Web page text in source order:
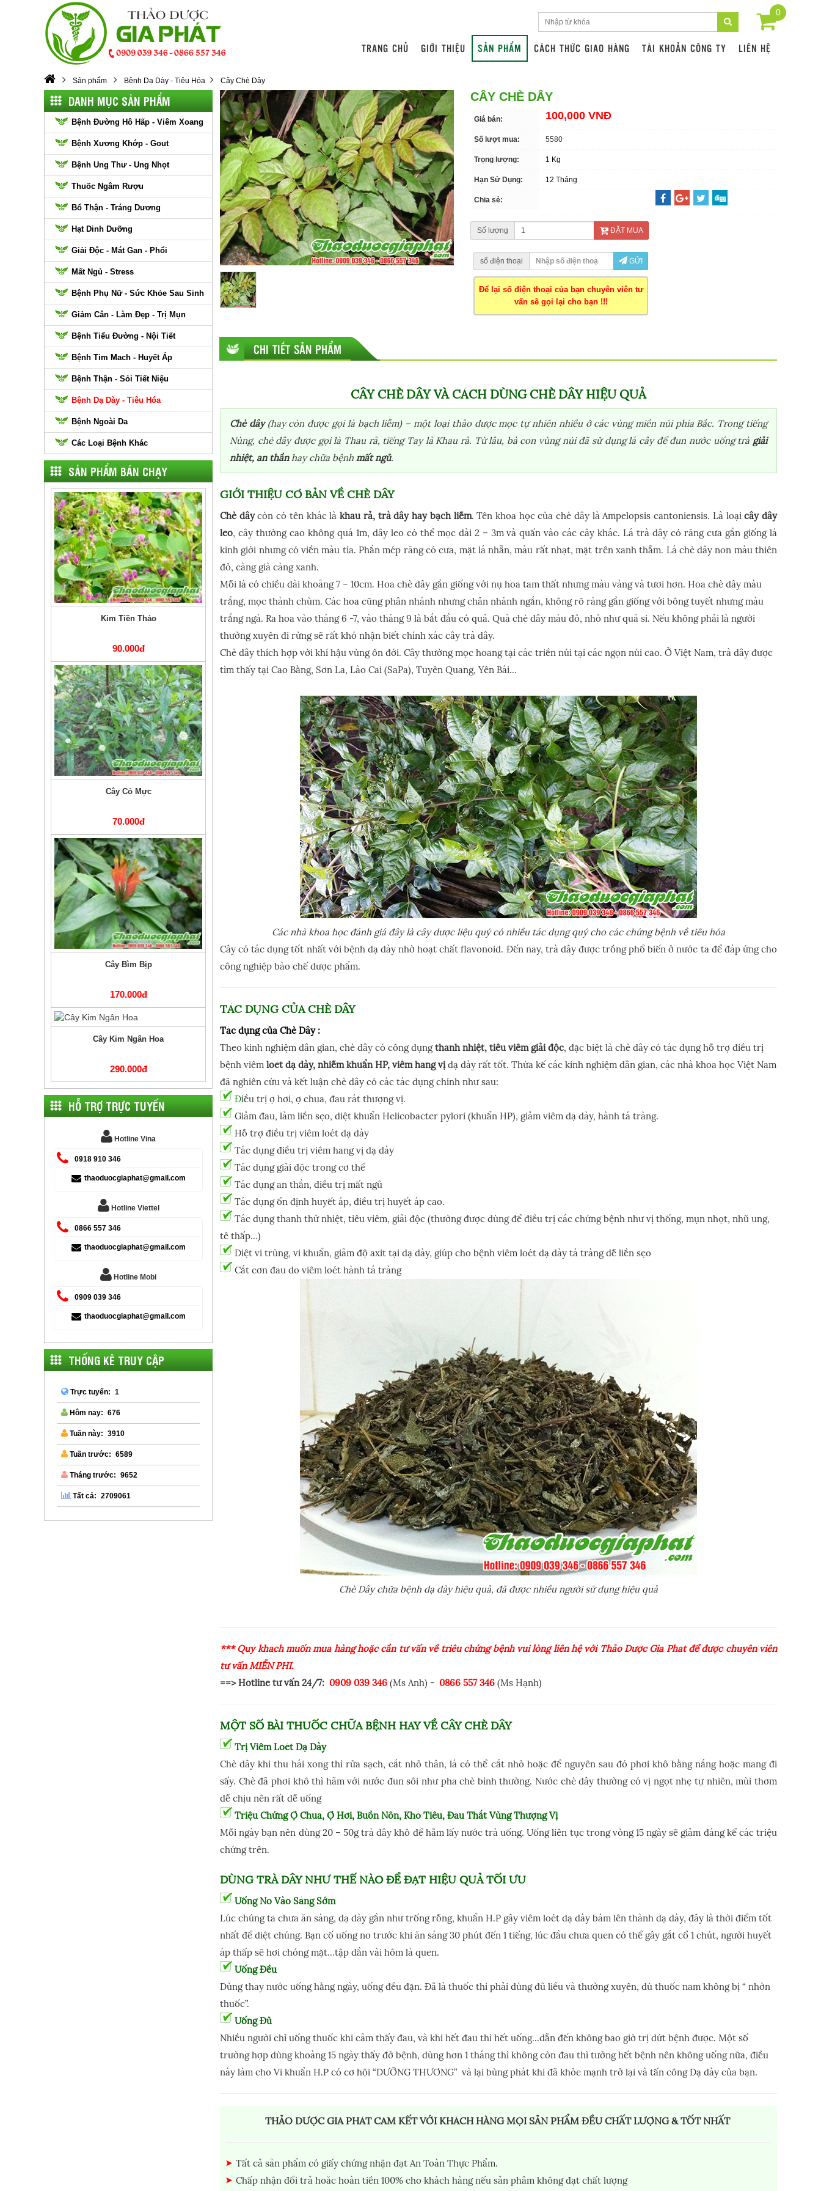
0
TRANG CHỦ GIỚI THIỆU SẢN PHẨM CÁCH THỨC GIAO HÀNG TÀI KHOẢN CÔNG TY LIÊN HỆ
Sản phẩm Bệnh Dạ Dày - Tiêu Hóa Cây Chè Dây
CÂY CHÈ DÂY
Giá bán: 100,000 VNĐ
Số lượt mua: 5580
Trọng lượng: 1 Kg
Hạn Sử Dụng: 12 Tháng
Chia sẻ:
Số lượng ĐẶT MUA
số điện thoại GỬI
Để lại số điện thoại của bạn chuyên viên tư
vấn sẽ gọi lại cho bạn !!!
CHI TIẾT SẢN PHẨM
CÂY CHÈ DÂY VÀ CÁCH DÙNG CHÈ DÂY HIỆU QUẢ
Chè dây(hay còn được gọi là bạch liễm) – một loại thảo dược mọc tự nhiên nhiều ở các vùng miền núi phía Bắc. Trong tiếng
Nùng, chè dây được gọi là Thau rả, tiếng Tay là Khau rả. Từ lâu, bà con vùng núi đã sử dụng lá cây để đun nước uống trà giải
nhiệt, an thầnhay chữa bệnh mất ngủ.
GIỚI THIỆU CƠ BẢN VỀ CHÈ DÂY
Chè dâycòn có tên khác làkhau rả, trà dây hay bạch liễm. Tên khoa học của chè dây là Ampelopsis cantoniensis. Là loạicây dây
leo, cây thường cao không quá 1m, dây leo có thể mọc dài 2 – 3m và quấn vào các cây khác. Lá trà dây có răng cưa gần giống lá
kinh giới nhưng có viền màu tía. Phần mép răng có cưa, mặt lá nhẵn, màu rất nhạt, mặt trên xanh thẫm. Lá chè dây non màu thiên
đỏ, càng già càng xanh.
Mỗi lá có chiều dài khoảng 7 – 10cm. Hoa chè dây gần giống với nụ hoa tam thất nhưng màu vàng và tươi hơn. Hoa chè dây màu
trắng, mọc thành chùm. Các hoa cũng phân nhánh nhưng chân nhánh ngắn, không rõ ràng gần giống với bông tuyết nhưng màu
trắng ngà. Ra hoa vào tháng 6 -7, vào tháng 9 là bắt đầu có quả. Quả chè dây màu đỏ, nhỏ như quả si. Nếu không phải là người
thường xuyên đi rừng sẽ rất khó nhận biết chính xác cây trà dây.
Chè dây thích hợp với khí hậu vùng ôn đới. Cây thường mọc hoang tại các triền núi tại các ngọn núi cao. Ở Việt Nam, trà dây được
tìm thấy tại Cao Bằng, Sơn La, Lào Cai (SaPa), Tuyên Quang, Yên Bái…
Các nhà khoa học đánh giá đây là cây dược liệu quý có nhiều tác dụng quý cho các chứng bệnh về tiêu hóa
Cây có tác dụng tốt nhất với bệnh dạ dày nhờ hoạt chất flavonoid. Đến nay, trà dây được trồng phổ biến ở nước ta để đáp ứng cho
công nghiệp bào chế dược phẩm.
TÁC DỤNG CỦA CHÈ DÂY
Tác dụng của Chè Dây :
Theo kinh nghiệm dân gian, chè dây có công dụngthanh nhiệt, tiêu viêm giải độc, đặc biệt là chè dây có tác dụng hỗ trợ điều trị
bệnh viêm loét dạ dày, nhiễm khuẩn HP, viêm hang vịdạ dày rất tốt. Thừa kế các kinh nghiệm dân gian, các nhà khoa học Việt Nam
đã nghiên cứu và kết luận chè dây có các tác dụng chính như sau:
Điều trị ợ hơi, ợ chua, đau rát thượng vị.
Giảm đau, làm liền sẹo, diệt khuẩn Helicobacter pylori (khuẩn HP), giảm viêm dạ dày, hành tá tràng.
Hỗ trợ điều trị viêm loét dạ dày
Tác dụng điều trị viêm hang vị dạ dày
Tác dụng giải độc trong cơ thể
Tác dụng an thần, điều trị mất ngủ
Tác dụng ổn định huyết áp, điều trị huyết áp cao.
Tác dụng thanh thử nhiệt, tiêu viêm, giải độc (thường được dùng để điều trị các chứng bệnh như vị thống, mụn nhọt, nhũ ung,
tê thấp…)
Diệt vi trùng, vi khuẩn, giảm độ axit tại dạ dày, giúp cho bệnh viêm loét dạ dày tá tràng dễ liền sẹo
Cắt cơn đau do viêm loét hành tá tràng
Chè Dây chữa bệnh dạ dày hiệu quả, đã được nhiều người sử dụng hiệu quả
*** Quý khách muốn mua hàng hoặc cần tư vấn về triêu chứng bệnh vui lòng liên hệ với Thảo Dược Gia Phát để được chuyên viên
tư vấn MIỄN PHÍ.
==> Hotline tư vấn 24/7: 0909 039 346 (Ms Anh) - 0866 557 346 (Ms Hạnh)
MỘT SỐ BÀI THUỐC CHỮA BỆNH HAY VỀ CÂY CHÈ DÂY
Trị Viêm Loét Dạ Dày
Chè dây khi thu hái xong thì rửa sạch, cắt nhỏ thân, lá có thể cắt nhỏ hoặc để nguyên sau đó phơi khô bằng nắng hoặc mang đi
sấy. Chè đã phơi khô thì hãm với nước đun sôi như pha chè bình thường. Nước chè dây thường có vị ngọt nhẹ tự nhiên, mùi thơm
dễ chịu nên rất dễ uống
Triệu Chứng Ợ Chua, Ợ Hơi, Buồn Nôn, Khó Tiêu, Đau Thắt Vùng Thượng Vị
Mỗi ngày bạn nên dùng 20 – 50g trà dây khô để hãm lấy nước trà uống. Uống liên tục trong vòng 15 ngày sẽ giảm đáng kể các triệu
chứng trên.
DÙNG TRÀ DÂY NHƯ THẾ NÀO ĐỂ ĐẠT HIỆU QUẢ TỐI ƯU
Uống No Vào Sáng Sớm
Lúc chúng ta chưa ăn sáng, dạ dày gần như trống rỗng, khuẩn H.P gây viêm loét dạ dày bám lên thành dạ dày, đây là thời điểm tốt
nhất để diệt chúng. Bạn cố uống no trước khi ăn sáng 30 phút đến 1 tiếng, lúc đầu chưa quen có thể gây gắt cổ 1 chút, người huyết
áp thấp sẽ hơi chóng mặt...tập dần vài hôm là quen.
Uống Đều
Dùng thay nước uống hằng ngày, uống đều đặn. Đã là thuốc thì phải dùng đủ liều và thường xuyên, dù thuốc nam không bị “ nhờn
thuốc”.
Uống Đủ
Nhiều người chỉ uống thuốc khi cảm thấy đau, và khi hết đau thì hết uống...dẫn đến không bao giờ trị dứt bệnh được. Một số
trường hợp dùng khoàng 15 ngày thấy đở bệnh, dùng hơn 1 tháng thì không còn đau thì tưởng hết bệnh nên không uống nữa, điều
này làm cho Vi khuẩn H.P có cơ hội “DƯỠNG THƯƠNG” và lại bùng phát khi đã khỏe mạnh trở lại và tấn công Dạ dày của bạn.
THẢO DƯỢC GIA PHÁT CAM KẾT VỚI KHÁCH HÀNG MỌI SẢN PHẨM ĐỀU CHẤT LƯỢNG & TỐT NHẤT
Tất cả sản phẩm có giấy chứng nhận đạt An Toàn Thực Phẩm.
Chấp nhận đổi trả hoăc hoàn tiền 100% cho khách hàng nếu sản phâm không đạt chất lượng
DANH MỤC SẢN PHẨM
Bệnh Đường Hô Hấp - Viêm Xoang
Bệnh Xương Khớp - Gout
Bệnh Ung Thư - Ung Nhọt
Thuốc Ngâm Rượu
Bổ Thận - Tráng Dương
Hạt Dinh Dưỡng
Giải Độc - Mát Gan - Phổi
Mất Ngủ - Stress
Bệnh Phụ Nữ - Sức Khỏe Sau Sinh
Giảm Cân - Làm Đẹp - Trị Mụn
Bệnh Tiểu Đường - Nội Tiết
Bệnh Tim Mach - Huyết Áp
Bệnh Thận - Sỏi Tiết Niệu
Bệnh Dạ Dày - Tiêu Hóa
Bệnh Ngoài Da
Các Loại Bệnh Khác
SẢN PHẨM BÁN CHẠY
Kim Tiền Thảo
90.000đ
Cây Cỏ Mực
70.000đ
Cây Bìm Bịp
170.000đ
Cây Kim Ngân Hoa
290.000đ
HỖ TRỢ TRỰC TUYẾN
Hotline Vina
0918 910 346
thaoduocgiaphat@gmail.com
Hotline Viettel
0866 557 346
thaoduocgiaphat@gmail.com
Hotline Mobi
0909 039 346
thaoduocgiaphat@gmail.com
THỐNG KÊ TRUY CẬP
Trực tuyến: 1
Hôm nay: 676
Tuần này: 3910
Tuần trước: 6589
Tháng trước: 9652
Tất cả: 2709061